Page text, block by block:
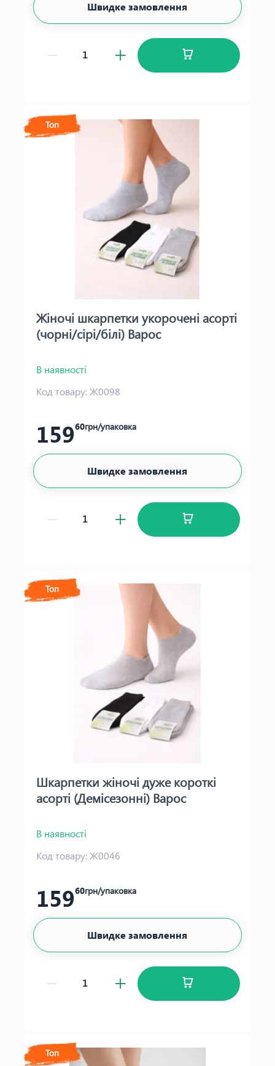
Швидке замовлення
Топ
Жіночі шкарпетки укорочені асорті
(чорні/сірі/білі) Варос
В наявності
Код товару:Ж0098
15960грн/упаковка
Швидке замовлення
Топ
Шкарпетки жіночі дуже короткі
асорті (Демісезонні) Варос
В наявності
Код товару:Ж0046
15960грн/упаковка
Швидке замовлення
Топ